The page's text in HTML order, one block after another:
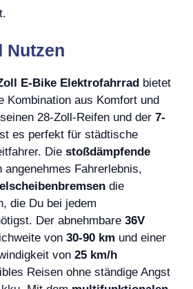
Nutzen
E-Bike Elektrofahrrad bietet
Kombination aus Komfort und
28-Zoll-Reifen und der 7-
es perfekt für städtische
Die stoßdämpfende
angenehmes Fahrerlebnis,
die
die Du bei jedem
Der abnehmbare 36V
von 30-90 km und einer
von 25 km/h
Reisen ohne ständige Angst